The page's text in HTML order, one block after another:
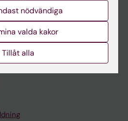
nödvändiga
valda kakor
Tillåt alla